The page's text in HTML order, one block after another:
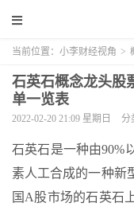
当前位置： 小李财经视角 >
石英石概念龙头股
单一览表
2022-02-20 21:09 星期日 分
石英石是一种由90%
素人工合成的一种新
国A股市场的石英石